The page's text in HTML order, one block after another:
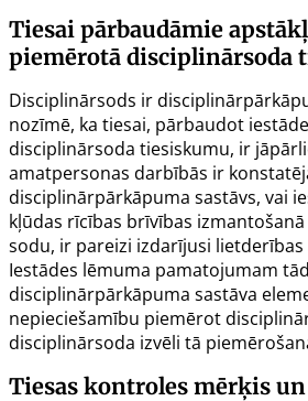
Tiesai pārbaudāmie
piemērotā disciplinārsoda
Disciplinārsods ir
nozīmē, ka tiesai, pārbaudot
disciplinārsoda tiesiskumu, ir
amatpersonas darbībās ir
disciplinārpārkāpuma sastāvs, vai
kļūdas rīcības brīvības
sodu, ir pareizi izdarījusi lietderības
Iestādes lēmuma pamatojumam
disciplinārpārkāpuma sastāva
nepieciešamību piemērot
disciplinārsoda izvēli tā
Tiesas kontroles mērķis